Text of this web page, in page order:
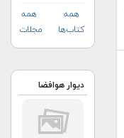
همه
کتاب‌ها
همه
مجلات
دیوار هوافضا